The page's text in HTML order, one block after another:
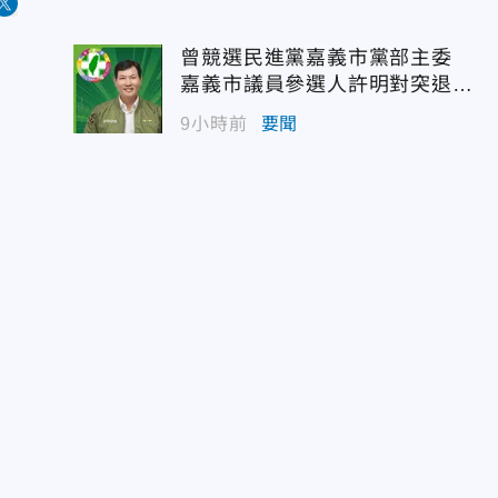
曾競選民進黨嘉義市黨部主委
嘉義市議員參選人許明對突退
選！
9小時前 要聞